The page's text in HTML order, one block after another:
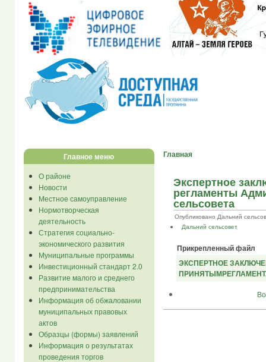
Главное меню
О районе
Новости
Местное самоуправление
Нормотворческая
деятельность
Стратегия социально-
экономического развития
Муниципальные программы
Инвестиционный стандарт 2.0
Развитие малого и среднего
предпринимательства
Информация об обжаловании
муниципальных правовых
актов
Образцы (формы) заявлений
Информация о результатах
проведения торгов
Главная
Экспертное
регламенты
сельсовета
Опубликовано Дальний
Дальний сельсовет
Прикрепленный файл
ЭКСПЕРТНОЕ